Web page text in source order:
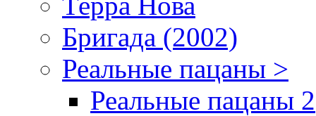
Бригада (2002)
Реальные пацаны >
Реальные пацаны 2